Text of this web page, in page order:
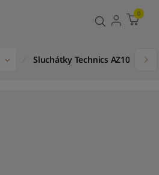
0
Sluchátky Technics AZ100